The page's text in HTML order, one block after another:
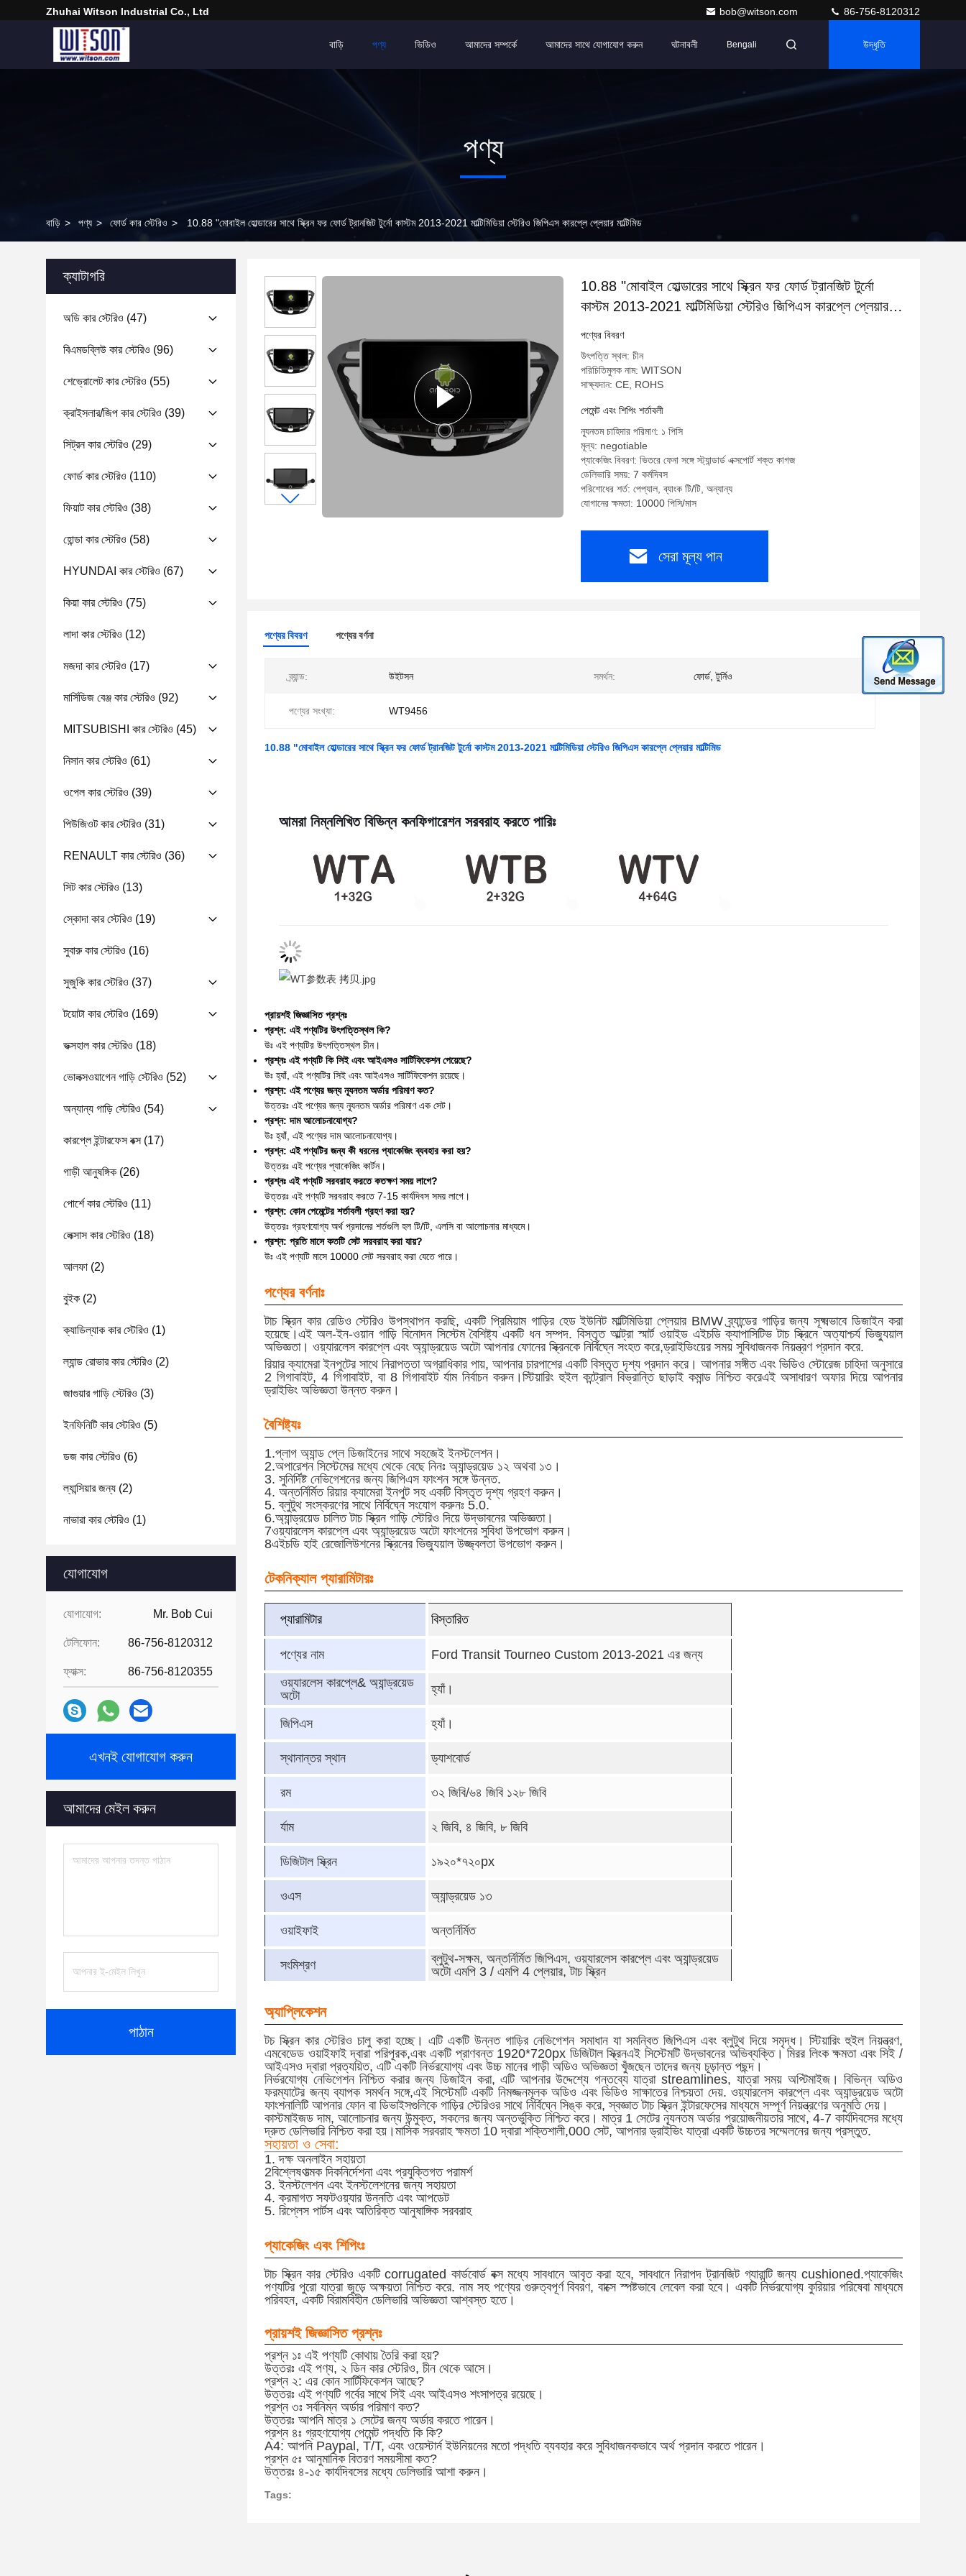
Zhuhai Witson Industrial Co., Ltd bob@witson.com 86-756-8120312
বাড়ি পণ্য ভিডিও আমাদের সম্পর্কে আমাদের সাথে যোগাযোগ করুন ঘটনাবলী Bengali উদ্ধৃতি
পণ্য
বাড়ি > পণ্য > ফোর্ড কার স্টেরিও > 10.88 "মোবাইল হোল্ডারের সাথে স্ক্রিন ফর ফোর্ড ট্রানজিট টুর্নো কাস্টম 2013-2021 মাল্টিমিডিয়া স্টেরিও জিপিএস কারপ্লে প্লেয়ার মাল্টিমিড
ক্যাটাগরি
অডি কার স্টেরিও (47)
বিএমডব্লিউ কার স্টেরিও (96)
শেভ্রোলেট কার স্টেরিও (55)
ক্রাইসলার/জিপ কার স্টেরিও (39)
সিট্রন কার স্টেরিও (29)
ফোর্ড কার স্টেরিও (110)
ফিয়াট কার স্টেরিও (38)
হোন্ডা কার স্টেরিও (58)
HYUNDAI কার স্টেরিও (67)
কিয়া কার স্টেরিও (75)
লাদা কার স্টেরিও (12)
মজদা কার স্টেরিও (17)
মার্সিডিজ বেঞ্জ কার স্টেরিও (92)
MITSUBISHI কার স্টেরিও (45)
নিসান কার স্টেরিও (61)
ওপেল কার স্টেরিও (39)
পিউজিওট কার স্টেরিও (31)
RENAULT কার স্টেরিও (36)
সিট কার স্টেরিও (13)
স্কোদা কার স্টেরিও (19)
সুবারু কার স্টেরিও (16)
সুজুকি কার স্টেরিও (37)
টয়োটা কার স্টেরিও (169)
ভক্সহাল কার স্টেরিও (18)
ভোলক্সওয়াগেন গাড়ি স্টেরিও (52)
অন্যান্য গাড়ি স্টেরিও (54)
কারপ্লে ইন্টারফেস বক্স(17)
গাড়ী আনুষঙ্গিক (26)
পোর্শে কার স্টেরিও (11)
লেক্সাস কার স্টেরিও (18)
আলফা (2)
বুইক (2)
ক্যাডিল্যাক কার স্টেরিও (1)
ল্যান্ড রোভার কার স্টেরিও (2)
জাগুয়ার গাড়ি স্টেরিও (3)
ইনফিনিটি কার স্টেরিও (5)
ডজ কার স্টেরিও (6)
ল্যান্সিয়ার জন্য (2)
নাভারা কার স্টেরিও (1)
যোগাযোগ
যোগাযোগ: Mr. Bob Cui
টেলিফোন: 86-756-8120312
ফ্যাক্স: 86-756-8120355
এখনই যোগাযোগ করুন
আমাদের মেইল ​​করুন
পাঠান
10.88 "মোবাইল হোল্ডারের সাথে স্ক্রিন ফর ফোর্ড ট্রানজিট টুর্নো
কাস্টম 2013-2021 মাল্টিমিডিয়া স্টেরিও জিপিএস কারপ্লে প্লেয়ার
পণ্যের বিবরণ
উৎপত্তি স্থল: চীন
পরিচিতিমুলক নাম: WITSON
সাক্ষ্যদান: CE, ROHS
পেমেন্ট এবং শিপিং শর্তাবলী
ন্যূনতম চাহিদার পরিমাণ: ১ পিসি
মূল্য: negotiable
প্যাকেজিং বিবরণ: ভিতরে ফেনা সঙ্গে স্ট্যান্ডার্ড এক্সপোর্ট শক্ত কাগজ
ডেলিভারি সময়: 7 কর্মদিবস
পরিশোধের শর্ত: পেপ্যাল, ব্যাংক টি/টি, অন্যান্য
যোগানের ক্ষমতা: 10000 পিসি/মাস
সেরা মূল্য পান
পণ্যের বিবরণ পণ্যের বর্ণনা
ব্র্যান্ড: উইটসন সমর্থন: ফোর্ড, টুর্নিও
পণ্যের সংখ্যা: WT9456
10.88 "মোবাইল হোল্ডারের সাথে স্ক্রিন ফর ফোর্ড ট্রানজিট টুর্নো কাস্টম 2013-2021 মাল্টিমিডিয়া স্টেরিও জিপিএস কারপ্লে প্লেয়ার মাল্টিমিড
আমরা নিম্নলিখিত বিভিন্ন কনফিগারেশন সরবরাহ করতে পারিঃ
প্রায়শই জিজ্ঞাসিত প্রশ্নঃ
প্রশ্ন: এই পণ্যটির উৎপত্তিস্থল কি?
উঃ এই পণ্যটির উৎপত্তিস্থল চীন।
প্রশ্নঃ এই পণ্যটি কি সিই এবং আইএসও সার্টিফিকেশন পেয়েছে?
উঃ হ্যাঁ, এই পণ্যটির সিই এবং আইএসও সার্টিফিকেশন রয়েছে।
প্রশ্ন: এই পণ্যের জন্য ন্যূনতম অর্ডার পরিমাণ কত?
উত্তরঃ এই পণ্যের জন্য ন্যূনতম অর্ডার পরিমাণ এক সেট।
প্রশ্ন: দাম আলোচনাযোগ্য?
উঃ হ্যাঁ, এই পণ্যের দাম আলোচনাযোগ্য।
প্রশ্ন: এই পণ্যটির জন্য কী ধরনের প্যাকেজিং ব্যবহার করা হয়?
উত্তরঃ এই পণ্যের প্যাকেজিং কার্টন।
প্রশ্নঃ এই পণ্যটি সরবরাহ করতে কতক্ষণ সময় লাগে?
উত্তরঃ এই পণ্যটি সরবরাহ করতে 7-15 কার্যদিবস সময় লাগে।
প্রশ্ন: কোন পেমেন্টের শর্তাবলী গ্রহণ করা হয়?
উত্তরঃ গ্রহণযোগ্য অর্থ প্রদানের শর্তগুলি হল টি/টি, এলসি বা আলোচনার মাধ্যমে।
প্রশ্ন: প্রতি মাসে কতটি সেট সরবরাহ করা যায়?
উঃ এই পণ্যটি মাসে 10000 সেট সরবরাহ করা যেতে পারে।
পণ্যের বর্ণনাঃ
টাচ স্ক্রিন কার রেডিও স্টেরিও উপস্থাপন করছি, একটি প্রিমিয়াম গাড়ির হেড ইউনিট মাল্টিমিডিয়া প্লেয়ার BMW ব্র্যান্ডের গাড়ির জন্য সূক্ষ্মভাবে ডিজাইন করা
হয়েছে।এই অল-ইন-ওয়ান গাড়ি বিনোদন সিস্টেম বৈশিষ্ট্য একটি ধন সম্পদ. বিস্তৃত আল্ট্রা স্মার্ট ওয়াইড এইচডি ক্যাপাসিটিভ টাচ স্ক্রিনে অত্যাশ্চর্য ভিজ্যুয়াল
অভিজ্ঞতা। ওয়্যারলেস কারপ্লে এবং অ্যান্ড্রয়েড অটো আপনার ফোনের স্ক্রিনকে নির্বিঘ্নে সংহত করে,ড্রাইভিংয়ের সময় সুবিধাজনক নিয়ন্ত্রণ প্রদান করে.
রিয়ার ক্যামেরা ইনপুটের সাথে নিরাপত্তা অগ্রাধিকার পায়, আপনার চারপাশের একটি বিস্তৃত দৃশ্য প্রদান করে। আপনার সঙ্গীত এবং ভিডিও স্টোরেজ চাহিদা অনুসারে
2 গিগাবাইট, 4 গিগাবাইট, বা 8 গিগাবাইট র্যাম নির্বাচন করুন।স্টিয়ারিং হুইল কন্ট্রোল বিভ্রান্তি ছাড়াই কমান্ড নিশ্চিত করেএই অসাধারণ অফার দিয়ে আপনার
ড্রাইভিং অভিজ্ঞতা উন্নত করুন।
বৈশিষ্ট্যঃ
1.প্লাগ অ্যান্ড প্লে ডিজাইনের সাথে সহজেই ইনস্টলেশন।
2.অপারেশন সিস্টেমের মধ্যে থেকে বেছে নিনঃ অ্যান্ড্রয়েড ১২ অথবা ১৩।
3. সুনির্দিষ্ট নেভিগেশনের জন্য জিপিএস ফাংশন সঙ্গে উন্নত.
4. অন্তর্নির্মিত রিয়ার ক্যামেরা ইনপুট সহ একটি বিস্তৃত দৃশ্য গ্রহণ করুন।
5. ব্লুটুথ সংস্করণের সাথে নির্বিঘ্নে সংযোগ করুনঃ 5.0.
6.অ্যান্ড্রয়েড চালিত টাচ স্ক্রিন গাড়ি স্টেরিও দিয়ে উদ্ভাবনের অভিজ্ঞতা।
7ওয়্যারলেস কারপ্লে এবং অ্যান্ড্রয়েড অটো ফাংশনের সুবিধা উপভোগ করুন।
8এইচডি হাই রেজোলিউশনের স্ক্রিনের ভিজ্যুয়াল উজ্জ্বলতা উপভোগ করুন।
টেকনিক্যাল প্যারামিটারঃ
প্যারামিটার বিস্তারিত
পণ্যের নাম
Ford Transit Tourneo Custom 2013-2021 এর জন্য
ওয়্যারলেস কারপ্লে& অ্যান্ড্রয়েড
অটো
হ্যাঁ।
জিপিএস হ্যাঁ।
স্থানান্তর স্থান ড্যাশবোর্ড
রম ৩২ জিবি/৬৪ জিবি ১২৮ জিবি
র্যাম ২ জিবি, ৪ জিবি, ৮ জিবি
ডিজিটাল স্ক্রিন ১৯২০*৭২০px
ওএস অ্যান্ড্রয়েড ১৩
ওয়াইফাই অন্তর্নির্মিত
সংমিশ্রণ
ব্লুটুথ-সক্ষম, অন্তর্নির্মিত জিপিএস, ওয়্যারলেস কারপ্লে এবং অ্যান্ড্রয়েড
অটো এমপি 3 / এমপি 4 প্লেয়ার, টাচ স্ক্রিন
অ্যাপ্লিকেশন
টচ স্ক্রিন কার স্টেরিও চালু করা হচ্ছে। এটি একটি উন্নত গাড়ির নেভিগেশন সমাধান যা সমন্বিত জিপিএস এবং ব্লুটুথ দিয়ে সমৃদ্ধ। স্টিয়ারিং হুইল নিয়ন্ত্রণ,
এমবেডেড ওয়াইফাই দ্বারা পরিপূরক,এবং একটি প্রাণবন্ত 1920*720px ডিজিটাল স্ক্রিনএই সিস্টেমটি উদ্ভাবনের অভিব্যক্তি। মিরর লিংক ক্ষমতা এবং সিই /
আইএসও দ্বারা প্রত্যয়িত, এটি একটি নির্ভরযোগ্য এবং উচ্চ মানের গাড়ী অডিও অভিজ্ঞতা খুঁজছেন তাদের জন্য চূড়ান্ত পছন্দ।
নির্ভরযোগ্য নেভিগেশন নিশ্চিত করার জন্য ডিজাইন করা, এটি আপনার উদ্দেশ্যে গন্তব্যে যাত্রা streamlines, যাত্রা সময় অপ্টিমাইজ। বিভিন্ন অডিও
ফরম্যাটের জন্য ব্যাপক সমর্থন সঙ্গে,এই সিস্টেমটি একটি নিমজ্জনমূলক অডিও এবং ভিডিও সাক্ষাতের নিশ্চয়তা দেয়. ওয়্যারলেস কারপ্লে এবং অ্যান্ড্রয়েড অটো
ফাংশনালিটি আপনার ফোন বা ডিভাইসগুলিকে গাড়ির স্টেরিওর সাথে নির্বিঘ্নে সিঙ্ক করে, স্বজ্ঞাত টাচ স্ক্রিন ইন্টারফেসের মাধ্যমে সম্পূর্ণ নিয়ন্ত্রণের অনুমতি দেয়।
কাস্টমাইজড দাম, আলোচনার জন্য উন্মুক্ত, সকলের জন্য অন্তর্ভুক্তি নিশ্চিত করে। মাত্র 1 সেটের ন্যূনতম অর্ডার প্রয়োজনীয়তার সাথে, 4-7 কার্যদিবসের মধ্যে
দ্রুত ডেলিভারি নিশ্চিত করা হয়।মাসিক সরবরাহ ক্ষমতা 10 দ্বারা শক্তিশালী,000 সেট, আপনার ড্রাইভিং যাত্রা একটি উচ্চতর সম্মেলনের জন্য প্রস্তুত.
সহায়তা ও সেবা:
1. দক্ষ অনলাইন সহায়তা
2বিশ্লেষণাত্মক দিকনির্দেশনা এবং প্রযুক্তিগত পরামর্শ
3. ইনস্টলেশন এবং ইনস্টলেশনের জন্য সহায়তা
4. ক্রমাগত সফটওয়্যার উন্নতি এবং আপডেট
5. রিপ্লেস পার্টস এবং অতিরিক্ত আনুষাঙ্গিক সরবরাহ
প্যাকেজিং এবং শিপিংঃ
টাচ স্ক্রিন কার স্টেরিও একটি corrugated কার্ডবোর্ড বক্স মধ্যে সাবধানে আবৃত করা হবে, সাবধানে নিরাপদ ট্রানজিট গ্যারান্টি জন্য cushioned.প্যাকেজিং
পণ্যটির পুরো যাত্রা জুড়ে অক্ষয়তা নিশ্চিত করে. নাম সহ পণ্যের গুরুত্বপূর্ণ বিবরণ, বাক্সে স্পষ্টভাবে লেবেল করা হবে। একটি নির্ভরযোগ্য কুরিয়ার পরিষেবা মাধ্যমে
পরিবহন, একটি বিরামবিহীন ডেলিভারি অভিজ্ঞতা আশ্বস্ত হতে।
প্রায়শই জিজ্ঞাসিত প্রশ্নঃ
প্রশ্ন ১ঃ এই পণ্যটি কোথায় তৈরি করা হয়?
উত্তরঃ এই পণ্য, ২ ডিন কার স্টেরিও, চীন থেকে আসে।
প্রশ্ন ২: এর কোন সার্টিফিকেশন আছে?
উত্তরঃ এই পণ্যটি গর্বের সাথে সিই এবং আইএসও শংসাপত্র রয়েছে।
প্রশ্ন ৩ঃ সর্বনিম্ন অর্ডার পরিমাণ কত?
উত্তরঃ আপনি মাত্র ১ সেটের জন্য অর্ডার করতে পারেন।
প্রশ্ন ৪ঃ গ্রহণযোগ্য পেমেন্ট পদ্ধতি কি কি?
A4: আপনি Paypal, T/T, এবং ওয়েস্টার্ন ইউনিয়নের মতো পদ্ধতি ব্যবহার করে সুবিধাজনকভাবে অর্থ প্রদান করতে পারেন।
প্রশ্ন ৫ঃ আনুমানিক বিতরণ সময়সীমা কত?
উত্তরঃ ৪-১৫ কার্যদিবসের মধ্যে ডেলিভারি আশা করুন।
Tags: